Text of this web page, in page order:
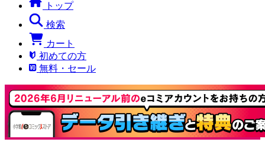
トップ
検索
カート
初めての方
無料・セール